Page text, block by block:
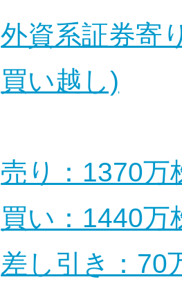
外資系証券寄
買い越し)
売り：1370万
買い：1440万
差し引き：70